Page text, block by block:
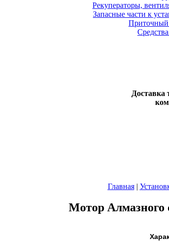
Рекуператоры,
Запасные части к
Доставка
Главная|
Мотор Алмазного